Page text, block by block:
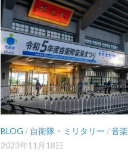
BLOG / 自衛隊・ミリタリー /音楽
2023年11月18日